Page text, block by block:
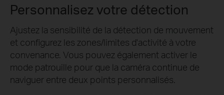
Personnalisez votre détection
Ajustez la sensibilité de la détection de mouvement
et configurez les zones/limites d'activité à votre
convenance. Vous pouvez également activer le
mode patrouille pour que la caméra continue de
naviguer entre deux points personnalisés.